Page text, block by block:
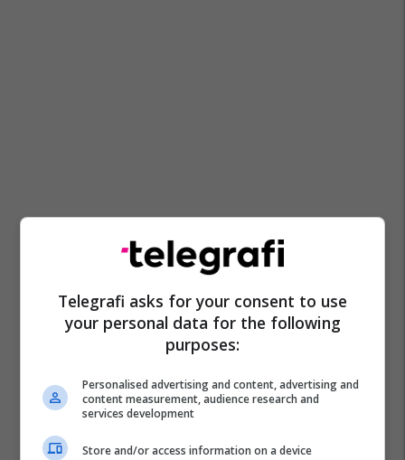
Telegrafi asks for your consent to use
your personal data for the following
purposes:
Personalised advertising and content, advertising and
content measurement, audience research and
services development
Store and/or access information on a device